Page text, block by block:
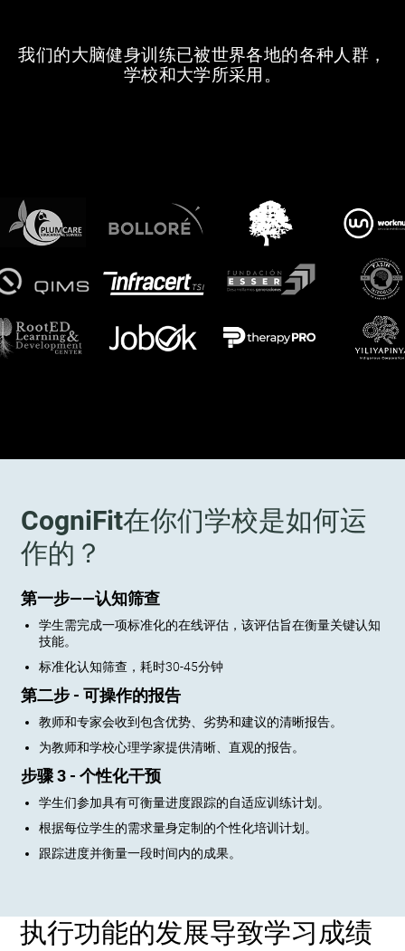
我们的大脑健身训练已被世界各地的各种人群，
学校和大学所采用。
CogniFit在你们学校是如何运
作的？
第一步——认知筛查
学生需完成一项标准化的在线评估，该评估旨在衡量关键认知
技能。
标准化认知筛查，耗时30-45分钟
第二步 - 可操作的报告
教师和专家会收到包含优势、劣势和建议的清晰报告。
为教师和学校心理学家提供清晰、直观的报告。
步骤 3 - 个性化干预
学生们参加具有可衡量进度跟踪的自适应训练计划。
根据每位学生的需求量身定制的个性化培训计划。
跟踪进度并衡量一段时间内的成果。
执行功能的发展导致学习成绩